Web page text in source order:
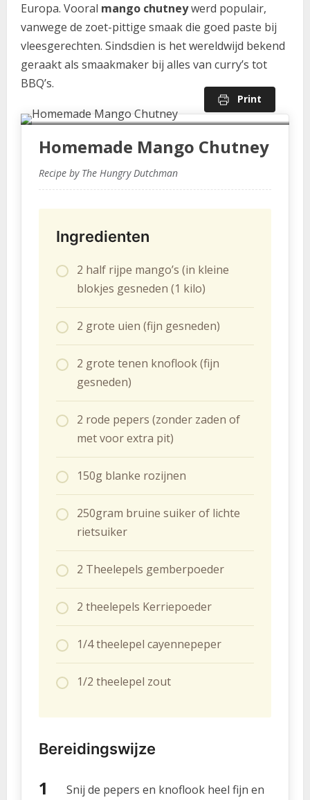
Europa. Vooral mango chutneywerd populair,
vanwege de zoet-pittige smaak die goed paste bij
vleesgerechten. Sindsdien is het wereldwijd bekend
geraakt als smaakmaker bij alles van curry’s tot
BBQ’s.
Print
Homemade Mango Chutney
Recipe by The Hungry Dutchman
Ingredienten
2 half rijpe mango’s (in kleine
blokjes gesneden (1 kilo)
2 grote uien (fijn gesneden)
2 grote tenen knoflook (fijn
gesneden)
2 rode pepers (zonder zaden of
met voor extra pit)
150g blanke rozijnen
250gram bruine suiker of lichte
rietsuiker
2 Theelepels gemberpoeder
2 theelepels Kerriepoeder
1/4 theelepel cayennepeper
1/2 theelepel zout
Bereidingswijze
Snij de pepers en knoflook heel fijn en